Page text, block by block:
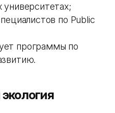
по Public
программы по